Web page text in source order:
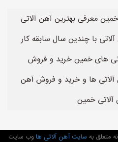
معرفی بهترین آهن آلاتی
با چندین سال سابقه کار
های خمین خرید و فروش
ها و خرید و فروش آهن
خمین
متعلق به سایت آهن آلاتی هاوب سایت